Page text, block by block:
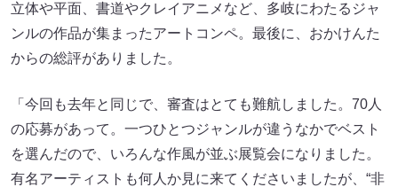
立体や平面、書道やクレイアニメなど、多岐にわたるジャ
ンルの作品が集まったアートコンペ。最後に、おかけんた
からの総評がありました。
「今回も去年と同じで、審査はとても難航しました。70人
の応募があって。一つひとつジャンルが違うなかでベスト
を選んだので、いろんな作風が並ぶ展覧会になりました。
有名アーティストも何人か見に来てくださいましたが、“非